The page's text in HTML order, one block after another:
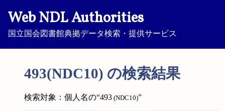
Web NDL Authorities
国立国会図書館典拠データ検索・提供サービス
493(NDC10) の検索結果
検索対象：個人名の“493 (NDC10)”